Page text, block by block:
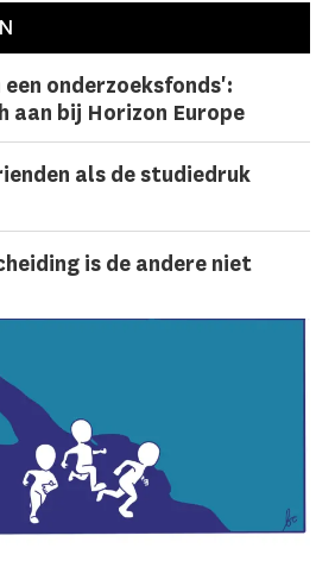
onderzoeks­fonds':
aan bij Horizon Europe
als de studiedruk
is de andere niet